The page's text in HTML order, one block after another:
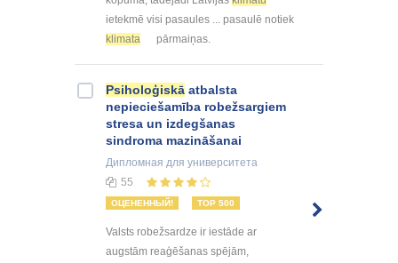
ietekmē visi pasaules ... pasaulē notiek
klimata
pārmaiņas.
Psiholoģiskā atbalsta
nepieciešamība robežsargiem
stresa un izdegšanas
sindroma mazināšanai
Дипломная для университета
55
ОЦЕНЕННЫЙ! TOP 500
Valsts robežsardze ir iestāde ar
augstām reaģēšanas spējām,